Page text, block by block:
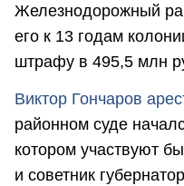
Железнодорожный
его к 13 годам
штрафу в 495,5 млн
Виктор Гончаров
районном суде
котором участвуют
и советник